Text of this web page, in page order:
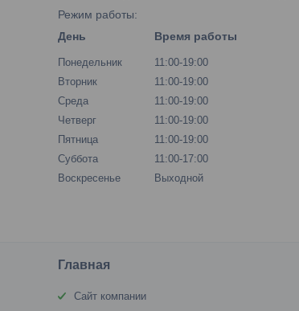
Режим работы:
День
Время работы
Понедельник
11:00-19:00
Вторник
11:00-19:00
Среда
11:00-19:00
Четверг
11:00-19:00
Пятница
11:00-19:00
Суббота
11:00-17:00
Воскресенье
Выходной
Главная
Сайт компании